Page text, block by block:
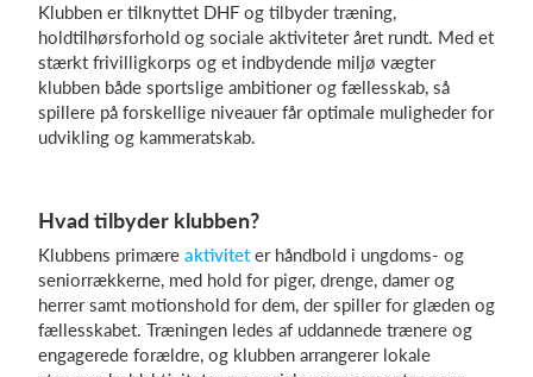
Billetsystem
Hvad koster det?
Klubben er tilknyttet DHF og tilbyder træning,
holdtilhørsforhold og sociale aktiviteter året rundt. Med et
stærkt frivilligkorps og et indbydende miljø vægter
klubben både sportslige ambitioner og fællesskab, så
spillere på forskellige niveauer får optimale muligheder for
udvikling og kammeratskab.
Hvad tilbyder klubben?
Klubbens primære aktiviteter håndbold i ungdoms- og
seniorrækkerne, med hold for piger, drenge, damer og
herrer samt motionshold for dem, der spiller for glæden og
fællesskabet. Træningen ledes af uddannede trænere og
engagerede forældre, og klubben arrangerer lokale